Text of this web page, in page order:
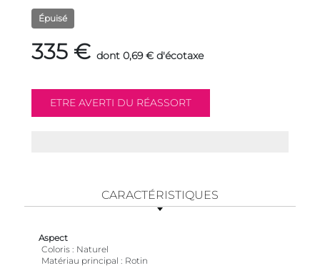
Épuisé
335 € dont 0,69 € d'écotaxe
CARACTÉRISTIQUES
Aspect
Coloris
Naturel
Matériau principal
Rotin